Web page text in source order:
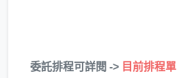
​委託排程可詳閱 -> 目前排程單